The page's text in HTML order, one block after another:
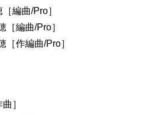
編曲/Pro］
［編曲/Pro］
［作編曲/Pro］
］